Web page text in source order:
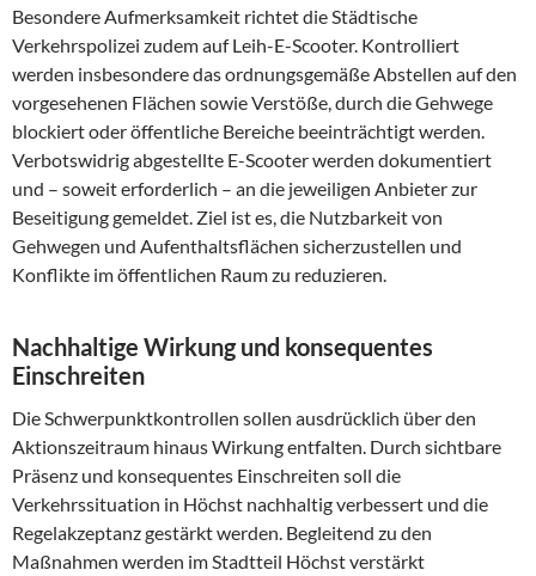
Besondere Aufmerksamkeit richtet die Städtische
Verkehrspolizei zudem auf Leih-E-Scooter. Kontrolliert
werden insbesondere das ordnungsgemäße Abstellen auf den
vorgesehenen Flächen sowie Verstöße, durch die Gehwege
blockiert oder öffentliche Bereiche beeinträchtigt werden.
Verbotswidrig abgestellte E-Scooter werden dokumentiert
und – soweit erforderlich – an die jeweiligen Anbieter zur
Beseitigung gemeldet. Ziel ist es, die Nutzbarkeit von
Gehwegen und Aufenthaltsflächen sicherzustellen und
Konflikte im öffentlichen Raum zu reduzieren.
Nachhaltige Wirkung und konsequentes
Einschreiten
Die Schwerpunktkontrollen sollen ausdrücklich über den
Aktionszeitraum hinaus Wirkung entfalten. Durch sichtbare
Präsenz und konsequentes Einschreiten soll die
Verkehrssituation in Höchst nachhaltig verbessert und die
Regelakzeptanz gestärkt werden. Begleitend zu den
Maßnahmen werden im Stadtteil Höchst verstärkt